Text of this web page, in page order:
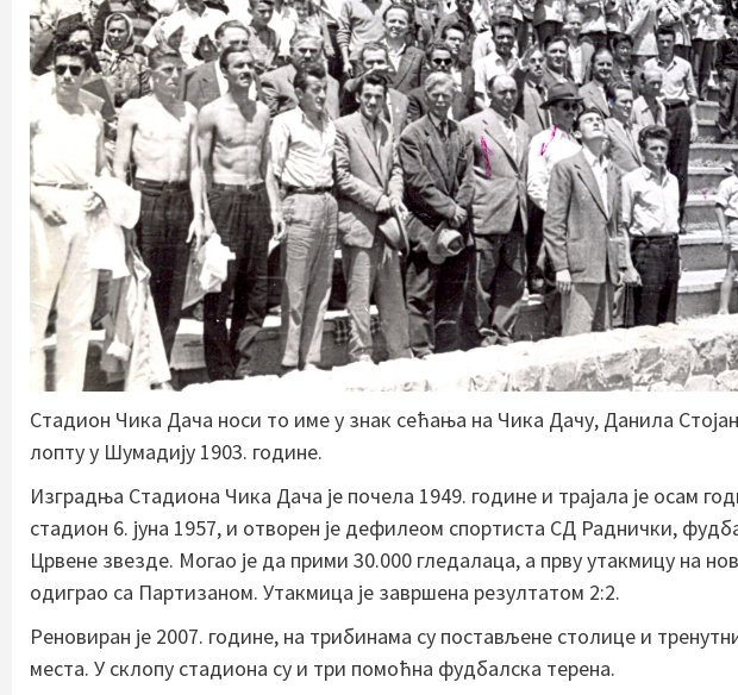
Стадион Чика Дача носи то име у знак сећања на Чика Дачу, Данила
лопту у Шумадију 1903. године.
Изградња Стадиона Чика Дача је почела 1949. године и трајала је осам
стадион 6. јуна 1957, и отворен је дефилеом спортиста СД Раднички,
Црвене звезде. Могао је да прими 30.000 гледалаца, а прву утакмицу на
одиграо са Партизаном. Утакмица је завршена резултатом 2:2.
Реновиран је 2007. године, на трибинама су постављене столице и
места. У склопу стадиона су и три помоћна фудбалска терена.